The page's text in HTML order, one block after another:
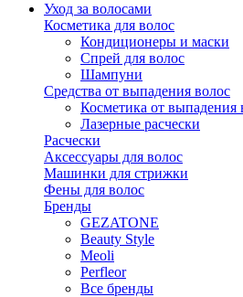
Уход за волосами
Косметика для волос
Кондиционеры и маски
Спрей для волос
Шампуни
Средства от выпадения волос
Косметика от выпадения
Лазерные расчески
Расчески
Аксессуары для волос
Машинки для стрижки
Фены для волос
Бренды
GEZATONE
Beauty Style
Meoli
Perfleor
Все бренды